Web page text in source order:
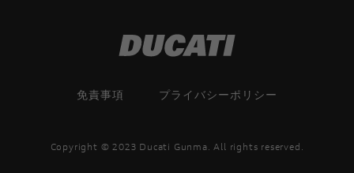
免責事項 プライバシーポリシー
Copyright © 2023 Ducati Gunma. All rights reserved.